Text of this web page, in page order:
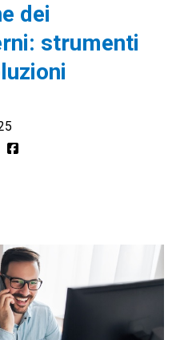
dei
strumenti